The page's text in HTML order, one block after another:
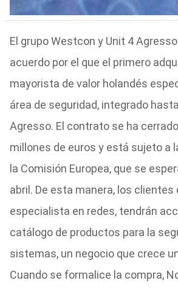
El grupo Westcon y Unit 4
acuerdo por el que el primero
mayorista de valor holandés
área de seguridad, integrado
Agresso. El contrato se ha
millones de euros y está sujeto a
la Comisión Europea, que se
abril. De esta manera, los clientes
especialista en redes, tendrán
catálogo de productos para la
sistemas, un negocio que crece
Cuando se formalice la compra,